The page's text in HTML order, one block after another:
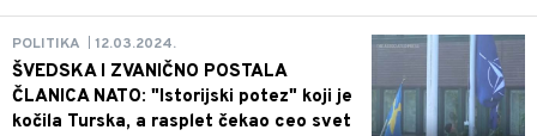
POLITIKA 12.03.2024.
ŠVEDSKA I ZVANIČNO POSTALA
ČLANICA NATO: "Istorijski potez" koji je
kočila Turska, a rasplet čekao ceo svet